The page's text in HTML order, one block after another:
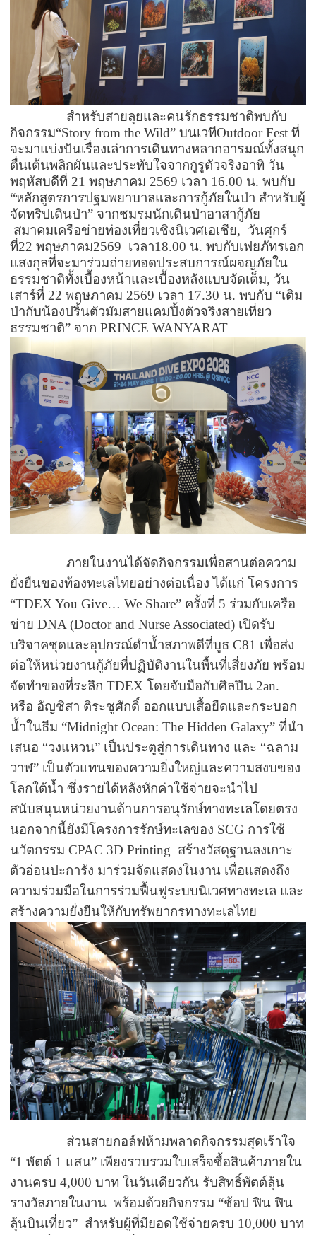
สำหรับสายลุยและคนรักธรรมชาติพบกับ
กิจกรรม“Story from the Wild”บนเวทีOutdoor Festที่
จะมาแบ่งปันเรื่องเล่าการเดินทางหลากอารมณ์ทั้งสนุก
ตื่นเต้นพลิกผันและประทับใจจากกูรูตัวจริงอาทิ วัน
พฤหัสบดีที่ 21 พฤษภาคม 2569 เวลา 16.00 น. พบกับ
“หลักสูตรการปฐมพยาบาลและการกู้ภัยในป่า สำหรับผู้
จัดทริปเดินป่า” จากชมรมนักเดินป่าอาสากู้ภัย
สมาคมเครือข่ายท่องเที่ยวเชิงนิเวศเอเชีย, วันศุกร์
ที่22พฤษภาคม2569 เวลา18.00 น.พบกับเฟยภัทรเอก
แสงกุลที่จะมาร่วมถ่ายทอดประสบการณ์ผจญภัยใน
ธรรมชาติทั้งเบื้องหน้าและเบื้องหลังแบบจัดเต็ม, วัน
เสาร์ที่ 22พฤษภาคม 2569 เวลา 17.30 น. พบกับ “เติม
ป่ากับน้องปริ้นตัวมัมสายแคมปิ้งตัวจริงสายเที่ยว
ธรรมชาติ” จากPRINCE WANYARAT
ภายในงานได้จัดกิจกรรมเพื่อสานต่อความ
ยั่งยืนของท้องทะเลไทยอย่างต่อเนื่อง ได้แก่ โครงการ
“TDEX You Give… We Share” ครั้งที่ 5 ร่วมกับเครือ
ข่ายDNA (Doctor and Nurse Associated) เปิดรับ
บริจาคชุดและอุปกรณ์ดำน้ำสภาพดีที่บูธC81 เพื่อส่ง
ต่อให้หน่วยงานกู้ภัยที่ปฏิบัติงานในพื้นที่เสี่ยงภัย พร้อม
จัดทำของที่ระลึกTDEXโดยจับมือกับศิลปิน2an.
หรือ อัญชิสา ติระชูศักดิ์ ออกแบบเสื้อยืดและกระบอก
น้ำในธีม “Midnight Ocean: The Hidden Galaxy”ที่นำ
เสนอ “วงแหวน” เป็นประตูสู่การเดินทาง และ “ฉลาม
วาฬ” เป็นตัวแทนของความยิ่งใหญ่และความสงบของ
โลกใต้น้ำ ซึ่งรายได้หลังหักค่าใช้จ่ายจะนำไป
สนับสนุนหน่วยงานด้านการอนุรักษ์ทางทะเลโดยตรง
นอกจากนี้ยังมีโครงการรักษ์ทะเลของ SCG การใช้
นวัตกรรมCPAC 3D Printing สร้างวัสดุฐานลงเกาะ
ตัวอ่อนปะการัง มาร่วมจัดแสดงในงาน เพื่อแสดงถึง
ความร่วมมือในการร่วมฟื้นฟูระบบนิเวศทางทะเล และ
สร้างความยั่งยืนให้กับทรัพยากรทางทะเลไทย
ส่วนสายกอล์ฟห้ามพลาดกิจกรรมสุดเร้าใจ
“1พัตต์ 1 แสน” เพียงรวบรวมใบเสร็จซื้อสินค้าภายใน
งานครบ4,000บาท ในวันเดียวกัน รับสิทธิ์พัตต์ลุ้น
รางวัลภายในงาน พร้อมด้วยกิจกรรม “ช้อป ฟิน ฟิน
ลุ้นบินเที่ยว” สำหรับผู้ที่มียอดใช้จ่ายครบ 10,000บาท